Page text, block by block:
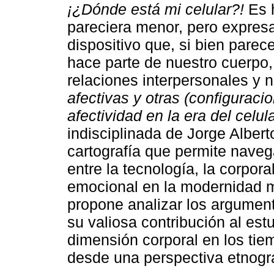
¡¿Dónde está mi celular?! Es
pareciera menor, pero
dispositivo que, si bien
hace parte de nuestro
relaciones interpersonales y
afectivas y otras
afectividad en la era del
indisciplinada de Jorge
cartografía que permite
entre la tecnología, la
emocional en la modernidad
propone analizar los
su valiosa contribución al
dimensión corporal en los
desde una perspectiva